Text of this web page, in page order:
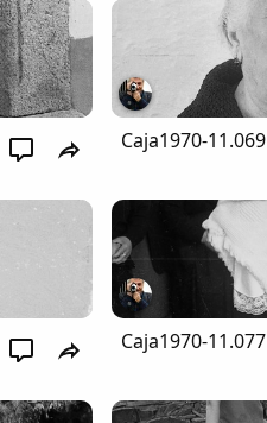
Caja1970-11.069
Caja1970-11.077